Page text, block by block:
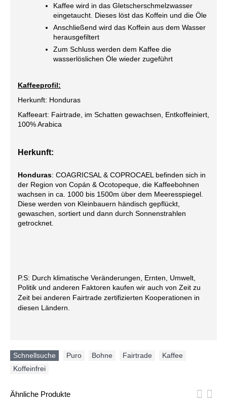
Kaffee wird in das Gletscherschmelzwasser
eingetaucht. Dieses löst das Koffein und die Öle
Anschließend wird das Koffein aus dem Wasser
herausgefiltert
Zum Schluss werden dem Kaffee die
wasserlöslichen Öle wieder zugeführt
Kaffeeprofil:
Herkunft: Honduras
Kaffeeart: Fairtrade, im Schatten gewachsen, Entkoffeiniert,
100% Arabica
Herkunft:
Honduras: COAGRICSAL & COPROCAEL befinden sich in
der Region von Copán & Ocotopeque, die Kaffeebohnen
wachsen in ca. 1000 bis 1500m über dem Meeresspiegel.
Diese werden von Kleinbauern händisch gepflückt,
gewaschen, sortiert und dann durch Sonnenstrahlen
getrocknet.
P.S: Durch klimatische Veränderungen, Ernten, Umwelt,
Politik und anderen Faktoren kaufen wir auch von Zeit zu
Zeit bei anderen Fairtrade zertifizierten Kooperationen in
diesen Ländern.
Schnellsuche Puro Bohne Fairtrade Kaffee
Koffeinfrei
Ähnliche Produkte